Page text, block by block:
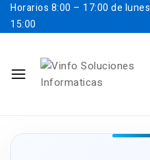
Horarios 8:00 – 17:00 de
15:00